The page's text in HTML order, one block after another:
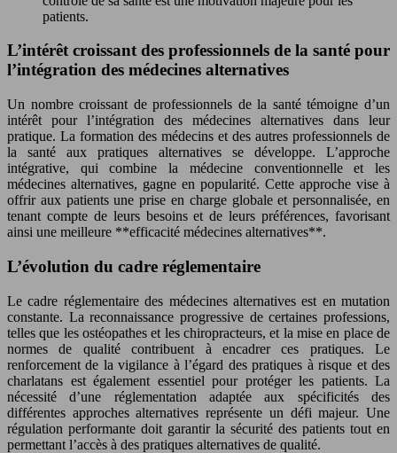
patients.
L’intérêt croissant des professionnels de la santé pour
l’intégration des médecines alternatives
Un nombre croissant de professionnels de la santé témoigne d’un
intérêt pour l’intégration des médecines alternatives dans leur
pratique. La formation des médecins et des autres professionnels de
la santé aux pratiques alternatives se développe. L’approche
intégrative, qui combine la médecine conventionnelle et les
médecines alternatives, gagne en popularité. Cette approche vise à
offrir aux patients une prise en charge globale et personnalisée, en
tenant compte de leurs besoins et de leurs préférences, favorisant
ainsi une meilleure **efficacité médecines alternatives**.
L’évolution du cadre réglementaire
Le cadre réglementaire des médecines alternatives est en mutation
constante. La reconnaissance progressive de certaines professions,
telles que les ostéopathes et les chiropracteurs, et la mise en place de
normes de qualité contribuent à encadrer ces pratiques. Le
renforcement de la vigilance à l’égard des pratiques à risque et des
charlatans est également essentiel pour protéger les patients. La
nécessité d’une réglementation adaptée aux spécificités des
différentes approches alternatives représente un défi majeur. Une
régulation performante doit garantir la sécurité des patients tout en
permettant l’accès à des pratiques alternatives de qualité.